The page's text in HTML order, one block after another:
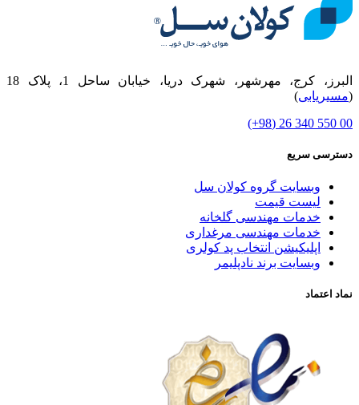
البرز، کرج، مهرشهر، شهرک دریا، خیابان ساحل 1، پلاک 18
(مسیریابی)
00 550 340 26 (98+)
دسترسی سریع
وبسایت گروه کولان سل
لیست قیمت
خدمات مهندسی گلخانه
خدمات مهندسی مرغداری
اپلیکیشن انتخاب پد کولری
وبسایت برند نادپلیمر
نماد اعتماد